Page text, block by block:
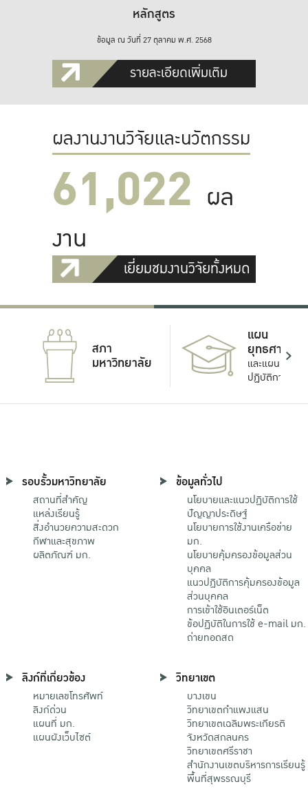
หลักสูตร
ข้อมูล ณ วันที่ 27 ตุลาคม พ.ศ. 2568
รายละเอียดเพิ่มเติม
ผลงานงานวิจัยและนวัตกรรม
61,022 ผล
งาน
เยี่ยมชมงานวิจัยทั้งหมด
สภา
มหาวิทยาลัย
แผน
ยุทธศาสตร์
และแผน
ปฏิบัติการ
รอบรั้วมหาวิทยาลัย
สถานที่สำคัญ
แหล่งเรียนรู้
สิ่งอำนวยความสะดวก
กีฬาและสุขภาพ
ผลิตภัณฑ์ มก.
ข้อมูลทั่วไป
นโยบายและแนวปฏิบัติการใช้
ปัญญาประดิษฐ์
นโยบายการใช้งานเครือข่าย
มก.
นโยบายคุ้มครองข้อมูลส่วน
บุคคล
แนวปฏิบัติการคุ้มครองข้อมูล
ส่วนบุคคล
การเข้าใช้อินเตอร์เน็ต
ข้อปฏิบัติในการใช้ e-mail มก.
ถ่ายทอดสด
ลิงก์ที่เกี่ยวข้อง
หมายเลขโทรศัพท์
ลิงก์ด่วน
แผนที่ มก.
แผนผังเว็บไซต์
วิทยาเขต
บางเขน
วิทยาเขตกําแพงแสน
วิทยาเขตเฉลิมพระเกียรติ
จังหวัดสกลนคร
วิทยาเขตศรีราชา
สำนักงานเขตบริหารการเรียนรู้
พื้นที่สุพรรณบุรี